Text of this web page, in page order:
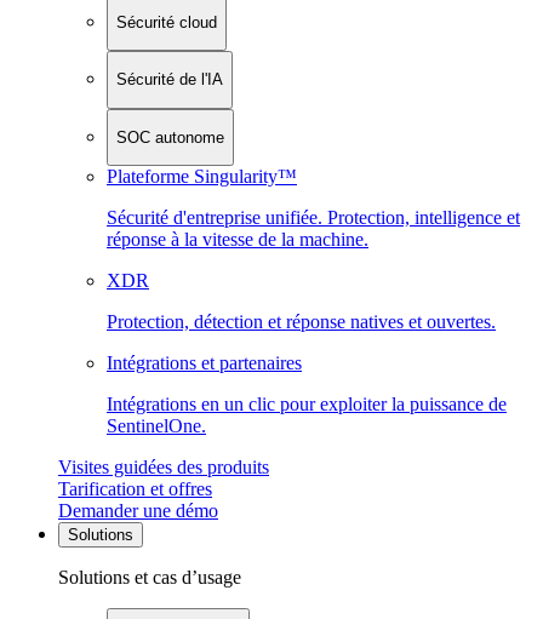
Sécurité cloud
Sécurité de l'IA
SOC autonome
Plateforme Singularity™
Sécurité d'entreprise unifiée. Protection, intelligence et
réponse à la vitesse de la machine.
XDR
Protection, détection et réponse natives et ouvertes.
Intégrations et partenaires
Intégrations en un clic pour exploiter la puissance de
SentinelOne.
Visites guidées des produits
Tarification et offres
Demander une démo
Solutions
Solutions et cas d’usage